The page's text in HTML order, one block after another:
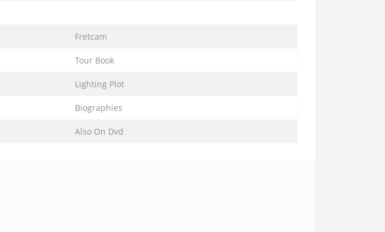
Fretcam
Tour Book
Lighting Plot
Biographies
Also On Dvd